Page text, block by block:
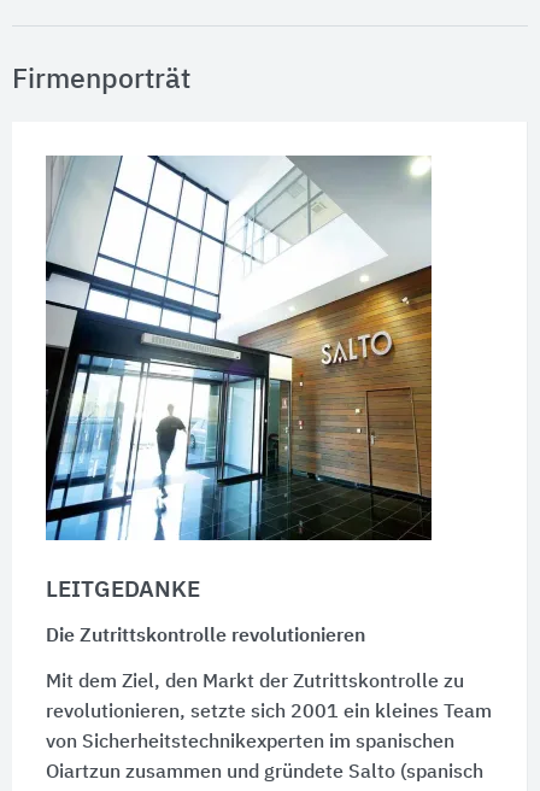
Firmenporträt
LEITGEDANKE
Die Zutrittskontrolle revolutionieren
Mit dem Ziel, den Markt der Zutrittskontrolle zu
revolutionieren, setzte sich 2001 ein kleines Team
von Sicherheitstechnikexperten im spanischen
Oiartzun zusammen und gründete Salto (spanisch